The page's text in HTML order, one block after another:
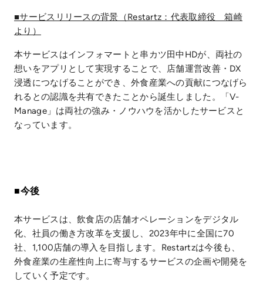
■サービスリリースの背景（Restartz：代表取締役 箱崎
より）
本サービスはインフォマートと串カツ田中HDが、両社の
想いをアプリとして実現することで、店舗運営改善・DX
浸透につなげることができ、外食産業への貢献につなげら
れるとの認識を共有できたことから誕生しました。「V-
Manage」は両社の強み・ノウハウを活かしたサービスと
なっています。
■今後
本サービスは、飲食店の店舗オペレーションをデジタル
化、社員の働き方改革を支援し、2023年中に全国に70
社、1,100店舗の導入を目指します。Restartzは今後も、
外食産業の生産性向上に寄与するサービスの企画や開発を
していく予定です。